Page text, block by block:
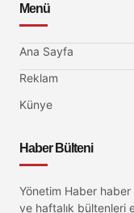
Menü
Ana Sayfa
Reklam
Künye
Haber Bülteni
Yönetim Haber haber
ve haftalık bültenleri